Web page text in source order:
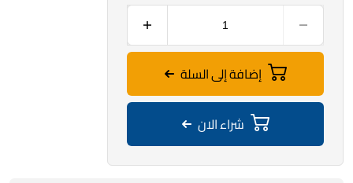
إضافة إلى السلة
شراء الان